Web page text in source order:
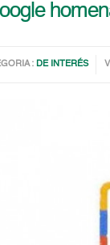
: DE INTERÉS